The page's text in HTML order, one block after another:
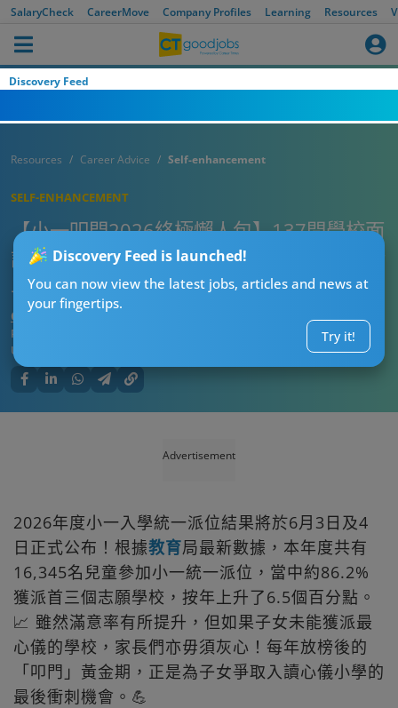
SalaryCheck CareerMove Company Profiles Learning Resources
Discovery Feed
Discovery Feed is launched!
You can now view the latest jobs, articles and news at
your fingertips.
Try it!
Resources Career Advice Self-enhancement
SELF-ENHANCEMENT
【小一叩門2026終極懶人包】137間學校面
試要求＋日期大公開！仲送13大叩門必備清
單 家長必睇！
CTgoodjobs’ Editor
Published:
Updated:
Advertisement
2026年度小一入學統一派位結果將於6月3日及4
日正式公布！根據教育局最新數據，本年度共有
16,345名兒童參加小一統一派位，當中約86.2%
獲派首三個志願學校，按年上升了6.5個百分點。
📈 雖然滿意率有所提升，但如果子女未能獲派最
心儀的學校，家長們亦毋須灰心！每年放榜後的
「叩門」黃金期，正是為子女爭取入讀心儀小學的
最後衝刺機會。💪